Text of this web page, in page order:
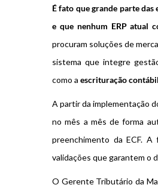
É fato que grande parte
e que nenhum ERP atual
procuram soluções de
sistema que integre
como a escrituração
A partir da implementação
no mês a mês de forma
preenchimento da ECF.
validações que garantem o
O Gerente Tributário da